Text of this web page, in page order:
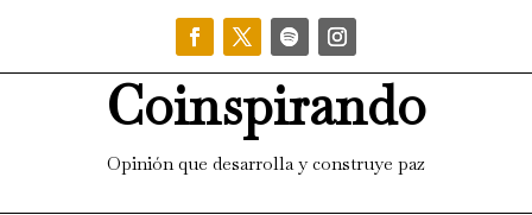
Coinspirando
Opinión que desarrolla y construye paz